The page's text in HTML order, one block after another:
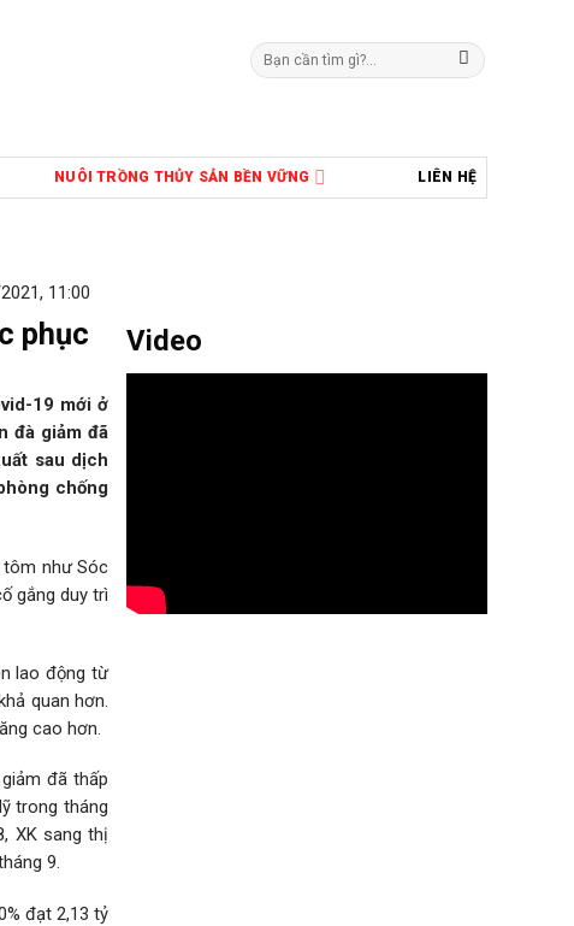
Tìm
kiếm:
NUÔI TRỒNG THỦY SẢN BỀN VỮNG LIÊN HỆ
11:00
phục
19 mới ở
đà giảm đã
sau dịch
chống
tôm như Sóc
gắng duy trì
lao động từ
quan hơn.
cao hơn.
đã thấp
trong tháng
XK sang thị
9.
đạt 2,13 tỷ
Video